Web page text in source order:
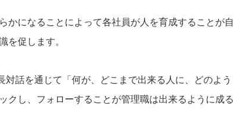
かになることによって各社員が人を育成することが自
を促します。
対話を通じて「何が、どこまで出来る人に、どのよう
クし、フォローすることが管理職は出来るように成る